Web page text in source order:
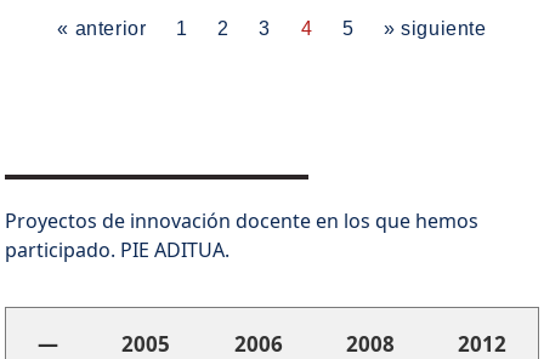
« anterior 1 2 3 4 5 » siguiente
Proyectos de innovación docente en los que hemos
participado. PIE ADITUA.
— 2005 2006 2008 2012